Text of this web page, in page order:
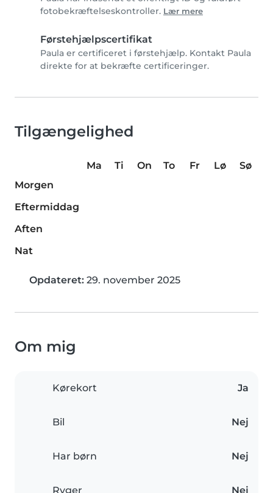
fotobekræftelseskontroller. Lær mere
Førstehjælpscertifikat
Paula er certificeret i førstehjælp. Kontakt Paula
direkte for at bekræfte certificeringer.
Tilgængelighed
Ma Ti On To Fr Lø
Sø
Morgen
Eftermiddag
Aften
Nat
Opdateret: 29. november 2025
Om mig
Kørekort Ja
Bil Nej
Har børn Nej
Ryger Nej